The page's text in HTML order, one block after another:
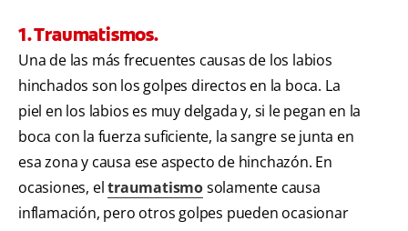
1. Traumatismos.
Una de las más frecuentes causas de los labios
hinchados son los golpes directos en la boca. La
piel en los labios es muy delgada y, si le pegan en la
boca con la fuerza suficiente, la sangre se junta en
esa zona y causa ese aspecto de hinchazón. En
ocasiones, eltraumatismosolamente causa
inflamación, pero otros golpes pueden ocasionar